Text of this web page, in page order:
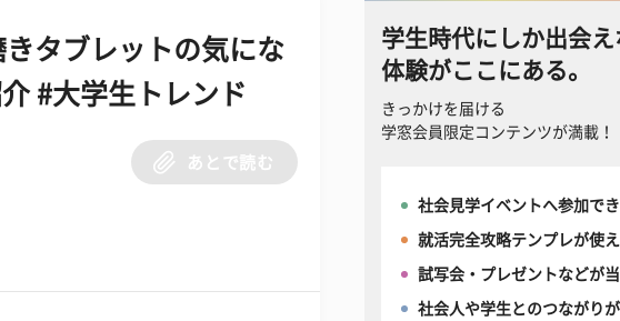
タブレットの気にな
#大学生トレンド
あとで読む
学生時代にしか出会え
体験がここにある。
きっかけを届ける
学窓会員限定コンテンツが満載！
社会見学イベントへ参加で
就活完全攻略テンプレが使
試写会・プレゼントなどが
社会人や学生とのつながり